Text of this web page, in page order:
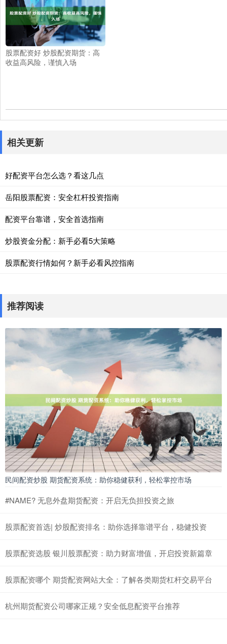
股票配资好 炒股配资期货：高
收益高风险，谨慎入场
相关更新
好配资平台怎么选？看这几点
岳阳股票配资：安全杠杆投资指南
配资平台靠谱，安全首选指南
炒股资金分配：新手必看5大策略
股票配资行情如何？新手必看风控指南
推荐阅读
民间配资炒股 期货配资系统：助你稳健获利，轻松掌控市场
#NAME? 无息外盘期货配资：开启无负担投资之旅
股票配资首选| 炒股配资排名：助你选择靠谱平台，稳健投资
股票配资选股 银川股票配资：助力财富增值，开启投资新篇章
股票配资哪个 期货配资网站大全：了解各类期货杠杆交易平台
杭州期货配资公司哪家正规？安全低息配资平台推荐